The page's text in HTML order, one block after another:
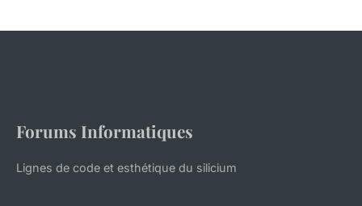
Forums Informatiques
Lignes de code et esthétique du silicium